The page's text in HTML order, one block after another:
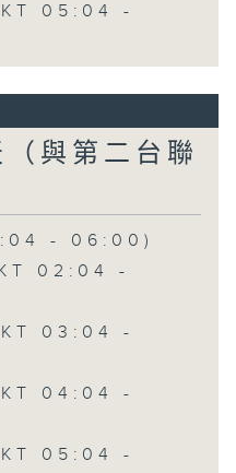
05:04 -
與第二台聯
- 06:00)
02:04 -
03:04 -
04:04 -
05:04 -